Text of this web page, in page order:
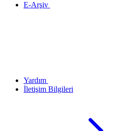
E-Arşiv
Yardım
İletişim Bilgileri